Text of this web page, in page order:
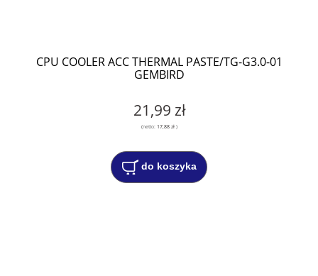
CPU COOLER ACC THERMAL PASTE/TG-G3.0-01
GEMBIRD
21,99 zł
(netto: 17,88 zł)
do koszyka